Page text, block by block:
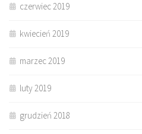
czerwiec 2019
kwiecień 2019
marzec 2019
luty 2019
grudzień 2018